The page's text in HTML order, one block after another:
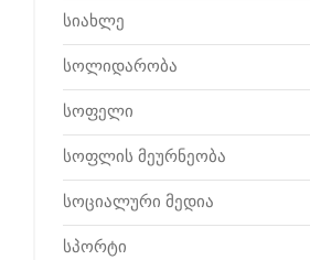
სიახლე
სოლიდარობა
სოფელი
სოფლის მეურნეობა
სოციალური მედია
სპორტი